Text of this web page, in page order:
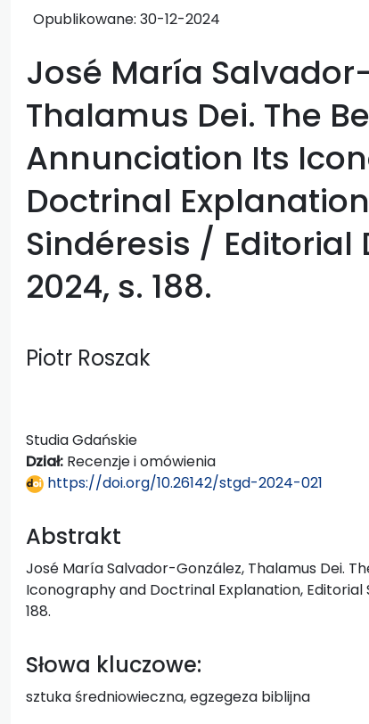
Opublikowane: 30-12-2024
José María
Thalamus Dei. The
Annunciation Its
Doctrinal
Sindéresis / Editorial
2024, s. 188.
Piotr Roszak
Studia Gdańskie
Dział: Recenzje i omówienia
https://doi.org/10.26142/stgd-2024-021
Abstrakt
José María Salvador-González, Thalamus Dei.
Iconography and Doctrinal Explanation, Editorial
188.
Słowa kluczowe:
sztuka średniowieczna, egzegeza biblijna